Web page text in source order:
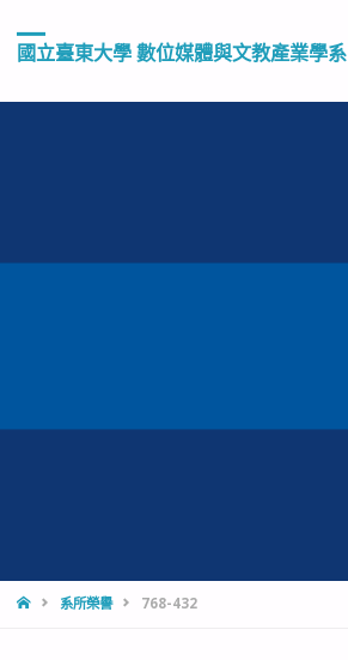
國立臺東大學 數位媒體與文教產業學系
HOME系所榮譽 768-432